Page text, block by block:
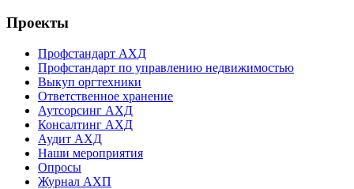
Проекты
Профстандарт АХД
Профстандарт по управлению недвижимостью
Выкуп оргтехники
Ответственное хранение
Аутсорсинг АХД
Консалтинг АХД
Аудит АХД
Наши мероприятия
Опросы
Журнал АХП